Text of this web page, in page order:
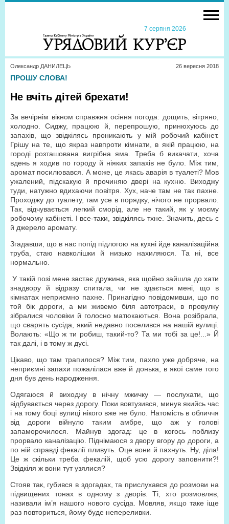
7 серпня 2026
Олександр ДАНИЛЕЦЬ 26 вересня 2018
ПРОШУ СЛОВА!
Не вчіть дітей брехати!
За вечірнім вікном справжня осіння погода: дощить, вітряно,
холодно. Сиджу, працюю й, перепрошую, принюхуюсь до
запахів, що звідкілясь проникають у мій робочий кабінет.
Грішу на те, що якраз навпроти кімнати, в якій працюю, на
городі розташована вигрібна яма. Треба б викачати, хоча
вдень я ходив по городу й ніяких запахів не було. Між тим,
аромат посилювався. А може, це якась аварія в туалеті? Мов
ужалений, підскакую й прочиняю двері на кухню. Виходжу
туди, натужно вдихаючи повітря. Хух, наче там не так пахне.
Проходжу до туалету, там усе в порядку, нічого не прорвало.
Так, відчувається легкий сморід, але не такий, як у моєму
робочому кабінеті. І все-таки, звідкілясь тхне. Значить, десь є
й джерело аромату.
Згадавши, що в нас попід підлогою на кухні йде каналізаційна
труба, стаю навколішки й низько нахиляюся. Та ні, все
нормально.
У такій позі мене застає дружина, яка щойно зайшла до хати
знадвору й відразу спитала, чи не здається мені, що в
кімнатах неприємно пахне. Принагідно повідомивши, що по
той бік дороги, а ми живемо біля автотраси, в провулку
зібралися чоловіки й голосно матюкаються. Вона розібрала,
що сварять сусіда, який недавно поселився на нашій вулиці.
Волають: «Що ж ти робиш, такий-то? Та ми тобі за це!...» Й
так далі, і в тому ж дусі.
Цікаво, що там трапилося? Між тим, пахло уже добряче, на
неприємні запахи пожалілася вже й донька, в якої саме того
дня був день народження.
Одягаюся й виходжу в нічну мжичку — послухати, що
відбувається через дорогу. Поки вовтузився, минув якийсь час
і на тому боці вулиці нікого вже не було. Натомість в обличчя
від дороги війнуло таким амбре, що аж у голові
запаморочилося. Майнув здогад: це в когось поблизу
прорвало каналізацію. Піднімаюся з двору вгору до дороги, а
по ній справді фекалії пливуть. Оце вони й пахнуть. Ну, діла!
Це ж скільки треба фекалій, щоб усю дорогу заповнити?!
Звідкіля ж вони тут узялися?
Стояв так, губився в здогадах, та прислухався до розмови на
підвищених тонах в одному з дворів. Ті, хто розмовляв,
називали ім’я нашого нового сусіда. Мовляв, якщо таке іще
раз повториться, йому буде непереливки.